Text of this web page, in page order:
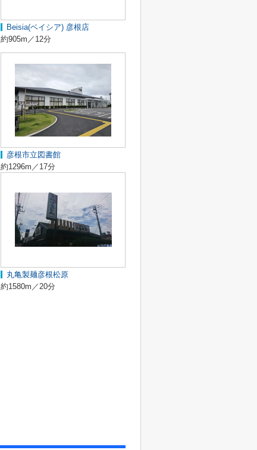
Beisia(ベイシア) 彦根店
約905m／12分
彦根市立図書館
約1296m／17分
丸亀製麺彦根松原
約1580m／20分